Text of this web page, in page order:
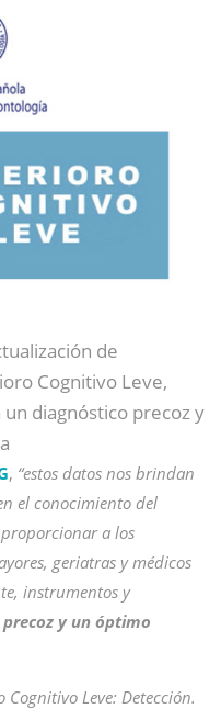
de
Cognitivo Leve,
diagnóstico precoz y
, “estos datos nos brindan
el conocimiento del
a los
geriatras y médicos
instrumentos y
y un óptimo
Cognitivo Leve: Detección.